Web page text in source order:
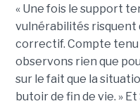
« Une fois le support
vulnérabilités risquent
correctif. Compte tenu
observons rien que
sur le fait que la
butoir de fin de vie. »